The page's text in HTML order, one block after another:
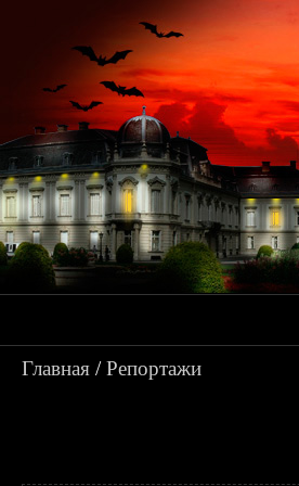
Главная /Репортажи